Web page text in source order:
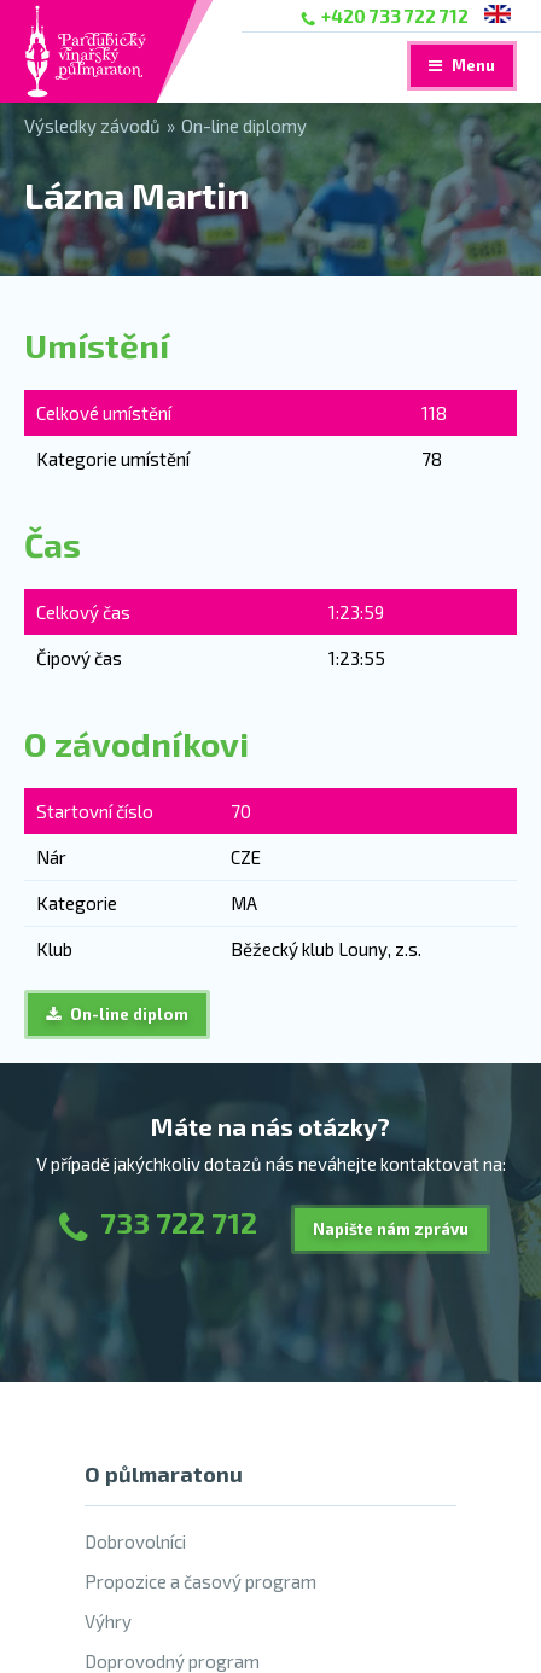
+420 733 722 712
Menu
Výsledky závodů » On-line diplomy
Lázna Martin
Umístění
Celkové umístění 118
Kategorie umístění 78
Čas
Celkový čas 1:23:59
Čipový čas 1:23:55
O závodníkovi
Startovní číslo 70
Nár CZE
Kategorie MA
Klub Běžecký klub Louny, z.s.
On-line diplom
Máte na nás otázky?
V případě jakýchkoliv dotazů nás neváhejte kontaktovat na:
733 722 712 Napište nám zprávu
O půlmaratonu
Dobrovolníci
Propozice a časový program
Výhry
Doprovodný program